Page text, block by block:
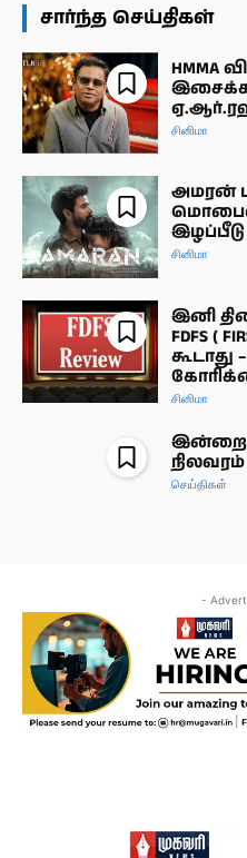
சார்ந்த செய்திகள்
HMMA
சினிமா
அமரன்
சினிமா
இனி
FDFS (
கூடாது
சினிமா
நிலவரம்
செய்திகள்
-